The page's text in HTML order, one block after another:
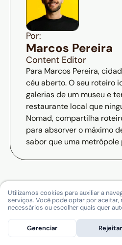
Por:
Marcos Pereira
Content Editor
Para Marcos Pereira,
céu aberto. O seu roteiro
galerias de um museu e
restaurante local que
Nomad, compartilha
para absorver o máximo
sabor que uma metrópole
Mais
Utilizamos cookies para auxiliar a
serviços. Você pode optar por aceitar,
necessários ou escolher quais quer
Gerenciar Rejeitar